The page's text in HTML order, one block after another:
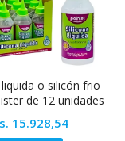
o silicón frio
de 12 unidades
15.928,54